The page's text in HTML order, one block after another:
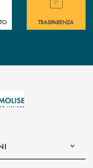
TRASPARENZA